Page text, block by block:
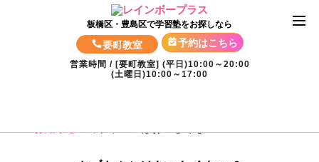
板橋区・豊島区で学習塾をお探しなら
要町教室 予約はこちら
営業時間 / [要町教室] (平日)10:00～20:00
(土曜日)10:00～17:00